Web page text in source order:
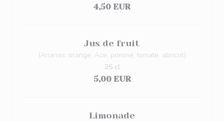
4,50 EUR
Jus de fruit
(Ananas, orange, Ace, pomme, tomate, abricot)
5,00 EUR
25 cl
Limonade